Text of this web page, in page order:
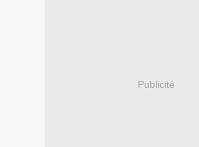
Publicité